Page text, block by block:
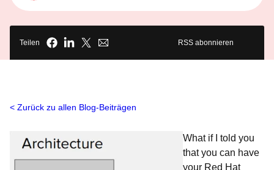
Teilen RSS abonnieren
Zurück zu allen Blog-Beiträgen
What if I told you
that you can have
your Red Hat